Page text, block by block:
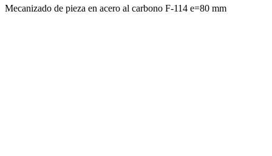
Mecanizado de pieza en acero al carbono F-114 e=80 mm